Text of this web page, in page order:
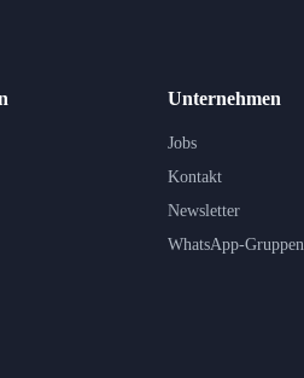
Unternehmen
Jobs
Kontakt
Newsletter
WhatsApp-Gruppen